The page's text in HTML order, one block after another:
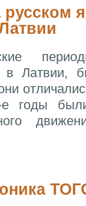
русском
в Латвии,
годы